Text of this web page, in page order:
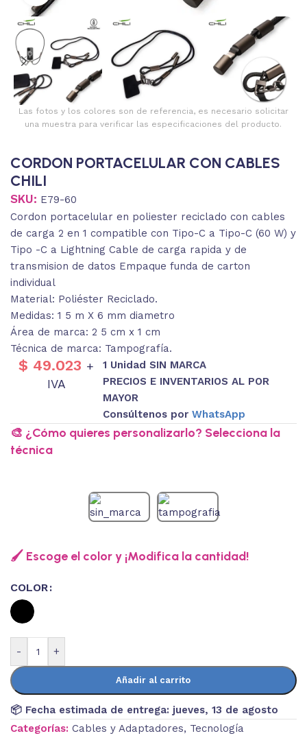
Las fotos y los colores son de referencia, es necesario solicitar
una muestra para verificar las especificaciones del producto.
CORDON PORTACELULAR CON CABLES
CHILI
SKU: E79-60
Cordon portacelular en poliester reciclado con cables
de carga 2 en 1 compatible con Tipo-C a Tipo-C (60 W) y
Tipo -C a Lightning Cable de carga rapida y de
transmision de datos Empaque funda de carton
individual
Material: Poliéster Reciclado.
Medidas: 1 5 m X 6 mm diametro
Área de marca: 2 5 cm x 1 cm
Técnica de marca: Tampografía.
$ 49.023 +
IVA
1 Unidad SIN MARCA
PRECIOS E INVENTARIOS AL POR
MAYOR
Consúltenos por WhatsApp
🎨 ¿Cómo quieres personalizarlo? Selecciona la
técnica
🖌️ Escoge el color y ¡Modifica la cantidad!
COLOR
- +
Añadir al carrito
📦 Fecha estimada de entrega: jueves, 13 de agosto
Categorías: Cables y Adaptadores, Tecnología